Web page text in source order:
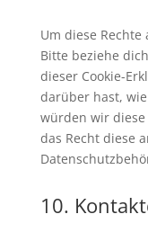
Um diese
Bitte beziehe
dieser Cookie-
darüber hast,
würden wir
das Recht diese
10.